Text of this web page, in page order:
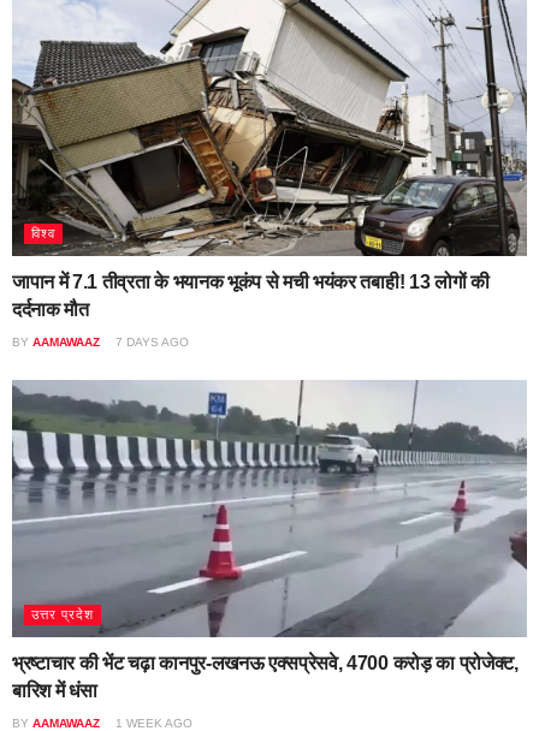
विश्व
जापान में 7.1 तीव्रता के भयानक भूकंप से मची भयंकर तबाही! 13 लोगों की
दर्दनाक मौत
BY AAMAWAAZ 7 DAYS AGO
उत्तर प्रदेश
भ्रष्टाचार की भेंट चढ़ा कानपुर-लखनऊ एक्सप्रेसवे, 4700 करोड़ का प्रोजेक्ट,
बारिश में धंसा
BY AAMAWAAZ 1 WEEK AGO